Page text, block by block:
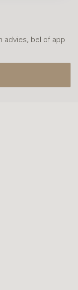
advies, bel of app